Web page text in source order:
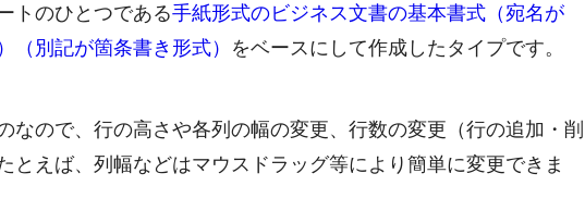
トのひとつである手紙形式のビジネス文書の基本書式（宛名が
別記が箇条書き形式） をベースにして作成したタイプです。
なので、行の高さや各列の幅の変更、行数の変更（行の追加・削
とえば、列幅などはマウスドラッグ等により簡単に変更できま